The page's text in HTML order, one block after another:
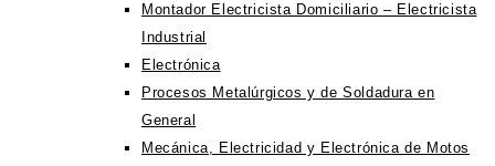
Montador Electricista Domiciliario – Electricista
Industrial
Electrónica
Procesos Metalúrgicos y de Soldadura en
General
Mecánica, Electricidad y Electrónica de Motos